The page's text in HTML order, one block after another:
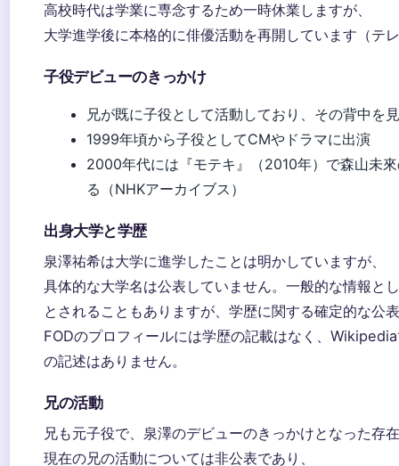
高校時代は学業に専念するため一時休業しますが、
大学進学後に本格的に俳優活動を再開しています（テ
子役デビューのきっかけ
兄が既に子役として活動しており、その背中を
1999年頃から子役としてCMやドラマに出演
2000年代には『モテキ』（2010年）で森山未
る（NHKアーカイブス）
出身大学と学歴
泉澤祐希は大学に進学したことは明かしていますが、
具体的な大学名は公表していません。一般的な情報と
とされることもありますが、学歴に関する確定的な公
FODのプロフィールには学歴の記載はなく、
の記述はありません。
兄の活動
兄も元子役で、泉澤のデビューのきっかけとなった存
現在の兄の活動については非公表であり、